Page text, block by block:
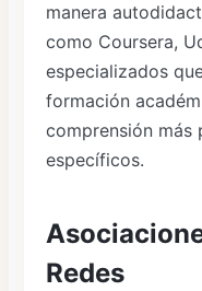
manera
como Coursera,
especializados
formación
comprensión más
específicos.
Redes